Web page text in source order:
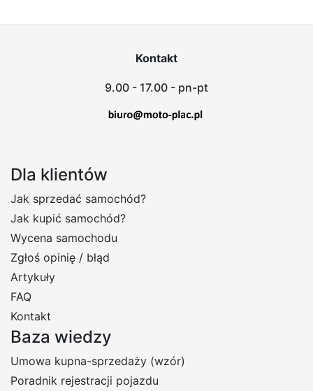
Kontakt
9.00 - 17.00 - pn-pt
Dla klientów
Jak sprzedać samochód?
Jak kupić samochód?
Wycena samochodu
Zgłoś opinię / błąd
Artykuły
FAQ
Kontakt
Baza wiedzy
Umowa kupna-sprzedaży (wzór)
Poradnik rejestracji pojazdu